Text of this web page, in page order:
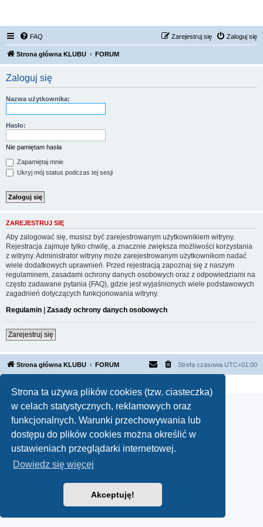
Strona ta używa plików cookies (tzw. ciasteczka)
w celach statystycznych, reklamowych oraz
funkcjonalnych. Warunki przechowywania lub
dostępu do plików cookies można określić w
ustawieniach przeglądarki internetowej.
Dowiedz się więcej
Akceptuję!
FAQ Zaloguj się
Zarejestruj się
Strona główna KLUBU FORUM
Zaloguj się
Nazwa użytkownika:
Hasło:
Nie pamiętam hasła
Zapamiętaj mnie
Ukryj mój status podczas tej sesji
ZAREJESTRUJ SIĘ
Aby zalogować się, musisz być zarejestrowanym użytkownikiem witryny.
Rejestracja zajmuje tylko chwilę, a znacznie zwiększa możliwości korzystania
z witryny. Administrator witryny może zarejestrowanym użytkownikom nadać
wiele dodatkowych uprawnień. Przed rejestracją zapoznaj się z naszym
regulaminem, zasadami ochrony danych osobowych oraz z odpowiedziami na
często zadawane pytania (FAQ), gdzie jest wyjaśnionych wiele podstawowych
zagadnień dotyczących funkcjonowania witryny.
Regulamin | Zasady ochrony danych osobowych
Zarejestruj się
Strona główna KLUBU FORUM Strefa czasowa UTC+01:00
Polski pakiet językowy dostarcza
phpBB.pl